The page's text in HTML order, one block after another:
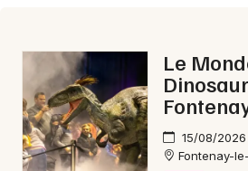
Cette semaine dans la Sarthe
Cette semaine dans les Pays
Le
15/08/
Fontenay-